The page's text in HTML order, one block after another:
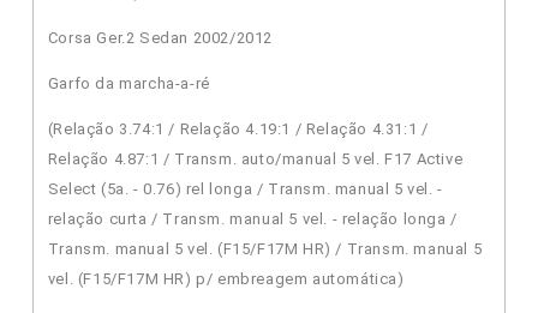
Corsa Ger.2 Sedan 2002/2012
Garfo da marcha-a-ré
(Relação 3.74:1 / Relação 4.19:1 / Relação 4.31:1 /
Relação 4.87:1 / Transm. auto/manual 5 vel. F17 Active
Select (5a. - 0.76) rel longa / Transm. manual 5 vel. -
relação curta / Transm. manual 5 vel. - relação longa /
Transm. manual 5 vel. (F15/F17M HR) / Transm. manual 5
vel. (F15/F17M HR) p/ embreagem automática)